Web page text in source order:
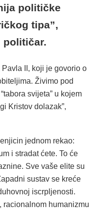
političke
tipa”,
političar.
II, koji je govorio o
Živimo pod
svijeta” u kojem
Kristov dolazak”,
jednom rekao:
i stradat ćete. To će
Sve vaše elite su
sustav se kreće
iscrpljenosti.
racionalnom humanizmu